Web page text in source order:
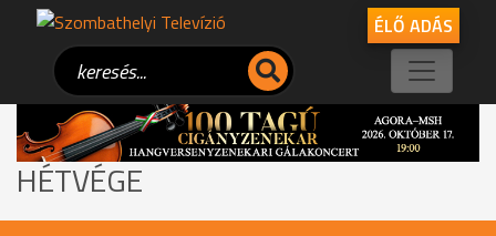
ÉLŐ ADÁS
HÉTVÉGE